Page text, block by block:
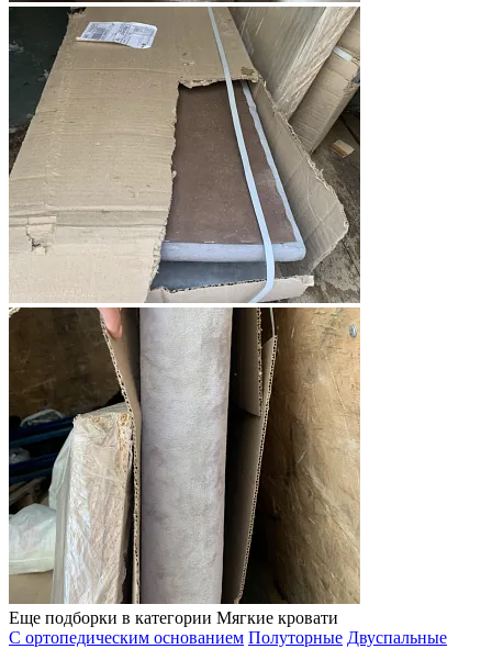
Еще подборки в категории Мягкие кровати
С ортопедическим основанием Полуторные Двуспальные